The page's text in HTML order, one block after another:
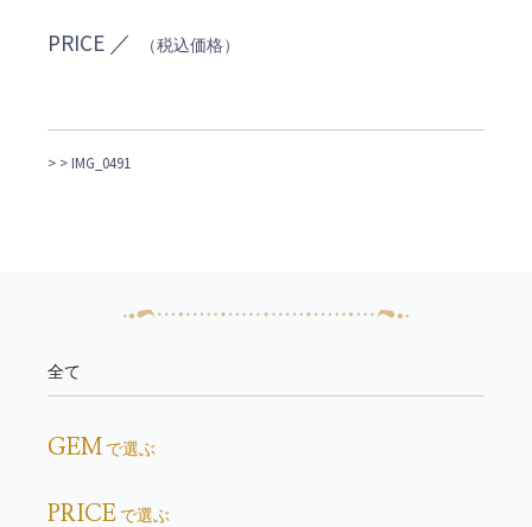
PRICE ／ （税込価格）
> > IMG_0491
全て
GEM で選ぶ
PRICE で選ぶ